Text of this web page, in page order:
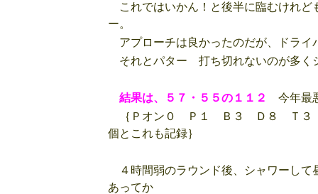
これではいかん！と後半に臨むけれど
ー。
アプローチは良かったのだが、ドラ
それとパター 打ち切れないのが多く
結果は、５７・５５の１１２ 今年最
｛Ｐオン０ Ｐ１ Ｂ３ Ｄ８ Ｔ３
個とこれも記録｝
４時間弱のラウンド後、シャワーし
あってか